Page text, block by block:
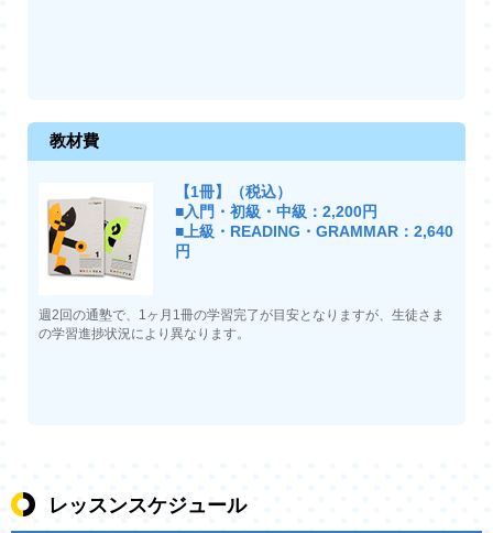
教材費
【1冊】（税込）
■入門・初級・中級：2,200円
■上級・READING・GRAMMAR：2,640
円
週2回の通塾で、1ヶ月1冊の学習完了が目安となりますが、生徒さま
の学習進捗状況により異なります。
レッスンスケジュール